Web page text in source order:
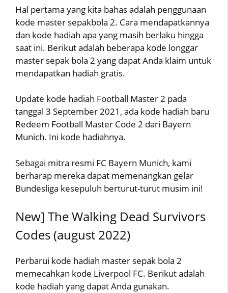
Hal pertama yang kita bahas adalah penggunaan
kode master sepakbola 2. Cara mendapatkannya
dan kode hadiah apa yang masih berlaku hingga
saat ini. Berikut adalah beberapa kode longgar
master sepak bola 2 yang dapat Anda klaim untuk
mendapatkan hadiah gratis.
Update kode hadiah Football Master 2 pada
tanggal 3 September 2021, ada kode hadiah baru
Redeem Football Master Code 2 dari Bayern
Munich. Ini kode hadiahnya.
Sebagai mitra resmi FC Bayern Munich, kami
berharap mereka dapat memenangkan gelar
Bundesliga kesepuluh berturut-turut musim ini!
New] The Walking Dead Survivors
Codes (august 2022)
Perbarui kode hadiah master sepak bola 2
memecahkan kode Liverpool FC. Berikut adalah
kode hadiah yang dapat Anda gunakan.